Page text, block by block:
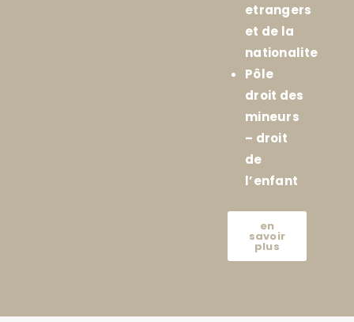
etrangers
et de la
nationalite
Pôle
droit des
mineurs
– droit
de
l’enfant
en
savoir
plus